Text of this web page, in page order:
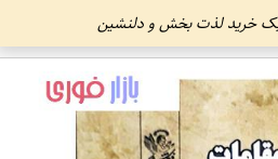
یک خرید لذت بخش و دلنشین